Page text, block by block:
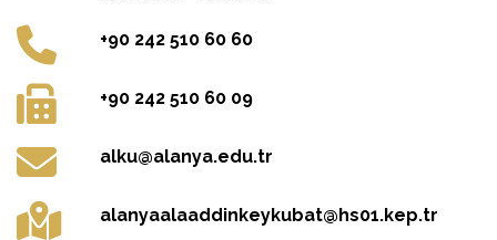
+90 242 510 60 60
+90 242 510 60 09
alku@alanya.edu.tr
alanyaalaaddinkeykubat@hs01.kep.tr